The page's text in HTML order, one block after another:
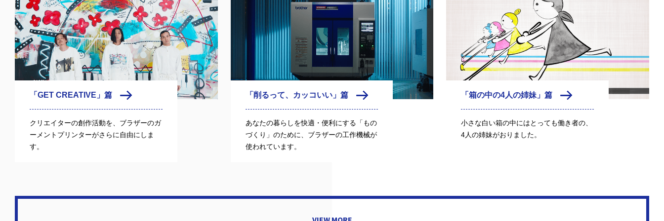
「GET CREATIVE」篇
クリエイターの創作活動を、ブラザーのガ
ーメントプリンターがさらに自由にしま
す。
「削るって、カッコいい」篇
あなたの暮らしを快適・便利にする「もの
づくり」のために、ブラザーの工作機械が
使われています。
「箱の中の4人の姉妹」篇
小さな白い箱の中にはとっても働き者の、
4人の姉妹がおりました。